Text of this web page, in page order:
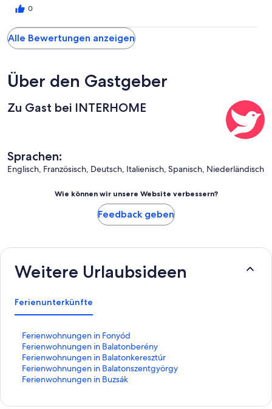
0
Alle Bewertungen anzeigen
Über den Gastgeber
Zu Gast bei INTERHOME
Sprachen:
Englisch, Französisch, Deutsch, Italienisch, Spanisch, Niederländisch
Wie können wir unsere Website verbessern?
Feedback geben
Weitere Urlaubsideen
Ferienunterkünfte
Ferienwohnungen in Fonyód
L
i
n
k
,
Ferienwohnungen in Balatonberény
L
i
n
k
Ferienwohnungen in Balatonkeresztúr
L
i
n
Ferienwohnungen in Balatonszentgyörgy
L
iFerienwohnungen in Buzsák
L